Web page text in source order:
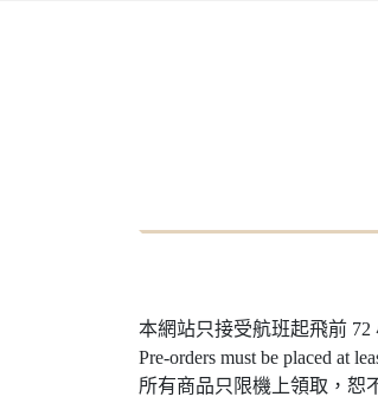
本網站只接受航班起飛前 72
Pre-orders must be placed at
所有商品只限機上領取，恕